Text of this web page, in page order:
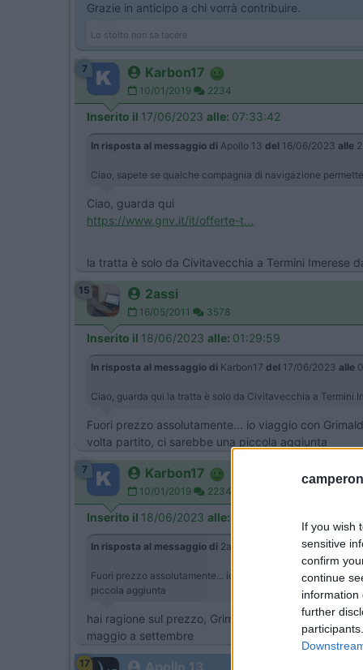
If you wish
sensitive
confirm
continue
information
further
Grazie in anticipo a chi vorrà contribuire.
Lo stolto non sa tacere
7 Karbon17
10/01/2019 2234
Inserito il 17/06/2023 alle: 07:33:42
In risposta al messaggio di Apollo 13 del 16/06/2023 alle
Ciao, sapete se qualche compagnia di navigazione
Ciao, guarda qui
https://www.gnv.it/it/offerte-t...
la tratta è solo da Civitavecchia a Termini Imerese
15 2assi
16/05/2011 3578
Inserito il 18/06/2023 alle: 01:29:59
In risposta al messaggio di Karbon17 del 17/06/2023 alle
Ciao, guarda qui la tratta è solo da Civitavecchia a Termini
Fuori prezzo assolutamente... io viaggio con
volta partito, ci sarebbe una piccola aggiunta
7 Karbon17
10/01/2019 2234
Inserito il 18/06/2023 alle:
In risposta al messaggio di 2assi 18/06/2023alle
Fuori prezzo assolutamente... io viaggio con Grimaldi,
piccola aggiunta
hai ragione sul prezzo, Grimaldi è più economica,
maggio a settembre
17 Apollo 13